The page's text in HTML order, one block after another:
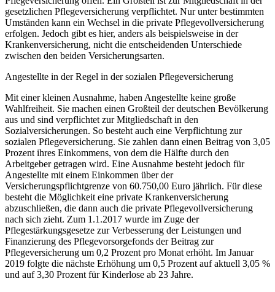
gesetzlichen Pflegeversicherung verpflichtet. Nur unter bestimmten
Umständen kann ein Wechsel in die private Pflegevollversicherung
erfolgen. Jedoch gibt es hier, anders als beispielsweise in der
Krankenversicherung, nicht die entscheidenden Unterschiede
zwischen den beiden Versicherungsarten.
Angestellte in der Regel in der sozialen Pflegeversicherung
Mit einer kleinen Ausnahme, haben Angestellte keine große
Wahlfreiheit. Sie machen einen Großteil der deutschen Bevölkerung
aus und sind verpflichtet zur Mitgliedschaft in den
Sozialversicherungen. So besteht auch eine Verpflichtung zur
sozialen Pflegeversicherung. Sie zahlen dann einen Beitrag von 3,05
Prozent ihres Einkommens, von dem die Hälfte durch den
Arbeitgeber getragen wird. Eine Ausnahme besteht jedoch für
Angestellte mit einem Einkommen über der
Versicherungspflichtgrenze von 60.750,00 Euro jährlich. Für diese
besteht die Möglichkeit eine private Krankenversicherung
abzuschließen, die dann auch die private Pflegevollversicherung
nach sich zieht. Zum 1.1.2017 wurde im Zuge der
Pflegestärkungsgesetze zur Verbesserung der Leistungen und
Finanzierung des Pflegevorsorgefonds der Beitrag zur
Pflegeversicherung um 0,2 Prozent pro Monat erhöht. Im Januar
2019 folgte die nächste Erhöhung um 0,5 Prozent auf aktuell 3,05 %
und auf 3,30 Prozent für Kinderlose ab 23 Jahre.